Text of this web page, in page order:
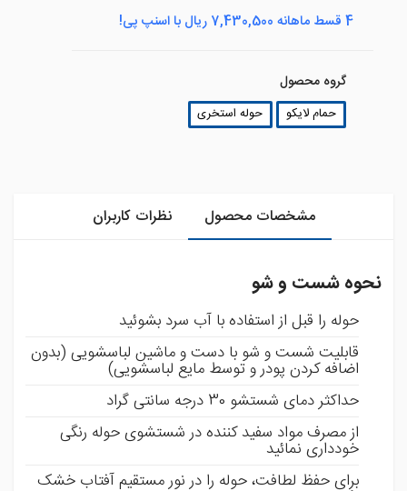
4 قسط ماهانه 7,430,500 ریال با اسنپ پی!
گروه محصول
حمام لایکو حوله استخری
مشخصات محصول نظرات کاربران
نحوه شست و شو
حوله را قبل از استفاده با آب سرد بشوئید
قابلیت شست و شو با دست و ماشین لباسشویی (بدون
اضافه کردن پودر و توسط مایع لباسشویی)
حداکثر دمای شستشو 30 درجه سانتی گراد
از مصرف مواد سفید کننده در شستشوی حوله رنگی
خودداری نمائید
برای حفظ لطافت، حوله را در نور مستقیم آفتاب خشک